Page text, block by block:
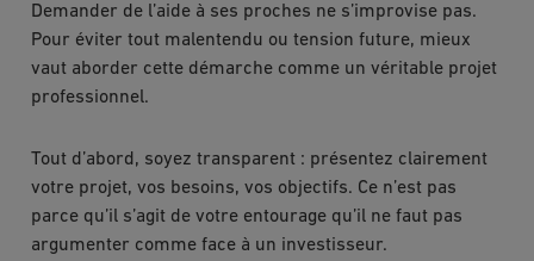
Demander de l’aide à ses proches ne s’improvise pas.
Pour éviter tout malentendu ou tension future, mieux
vaut aborder cette démarche comme un véritable projet
professionnel.
Tout d’abord, soyez transparent : présentez clairement
votre projet, vos besoins, vos objectifs. Ce n’est pas
parce qu’il s’agit de votre entourage qu’il ne faut pas
argumenter comme face à un investisseur.